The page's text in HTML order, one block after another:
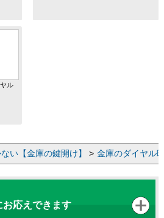
ル
い【金庫の鍵開け】 > 金庫のダイヤル
お応えできます